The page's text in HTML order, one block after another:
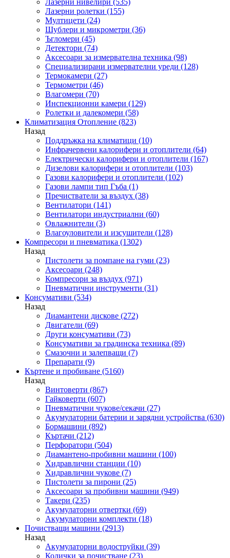
Лазерни нивелири (535)
Лазерни ролетки (155)
Мултицети (24)
Шублери и микрометри (36)
Ъгломери (45)
Детектори (74)
Аксесоари за измервателна техника (98)
Специализирани измервателни уреди (128)
Термокамери (27)
Термометри (46)
Влагомери (70)
Инспекционни камери (129)
Ролетки и далекомери (58)
Климатизация Отопление (823)
Назад
Поддръжка на климатици (10)
Инфрачервени калорифери и отоплители (64)
Електрически калорифери и отоплители (167)
Дизелови калорифери и отоплители (103)
Газови калорифери и отоплители (102)
Газови лампи тип Гъба (1)
Пречистватели за въздух (38)
Вентилатори (141)
Вентилатори индустриални (60)
Овлажнители (3)
Влагоуловители и изсушители (128)
Компресори и пневматика (1302)
Назад
Пистолети за помпане на гуми (23)
Аксесоари (248)
Компресори за въздух (971)
Пневматични инструменти (31)
Консумативи (534)
Назад
Диамантени дискове (272)
Двигатели (69)
Други консумативи (73)
Консумативи за градинска техника (89)
Смазочни и залепващи (7)
Препарати (9)
Къртене и пробиване (5160)
Назад
Винтоверти (867)
Гайковерти (607)
Пневматични чукове/секачи (27)
Акумулаторни батерии и зарядни устройства (630)
Бормашини (892)
Къртачи (212)
Перфоратори (504)
Диамантено-пробивни машини (100)
Хидравлични станции (10)
Хидравлични чукове (7)
Пистолети за пирони (25)
Аксесоари за пробивни машини (949)
Такери (235)
Акумулаторни отвертки (69)
Акумулаторни комплекти (18)
Почистващи машини (2913)
Назад
Акумулаторни водоструйки (39)
Колички за почистване (23)